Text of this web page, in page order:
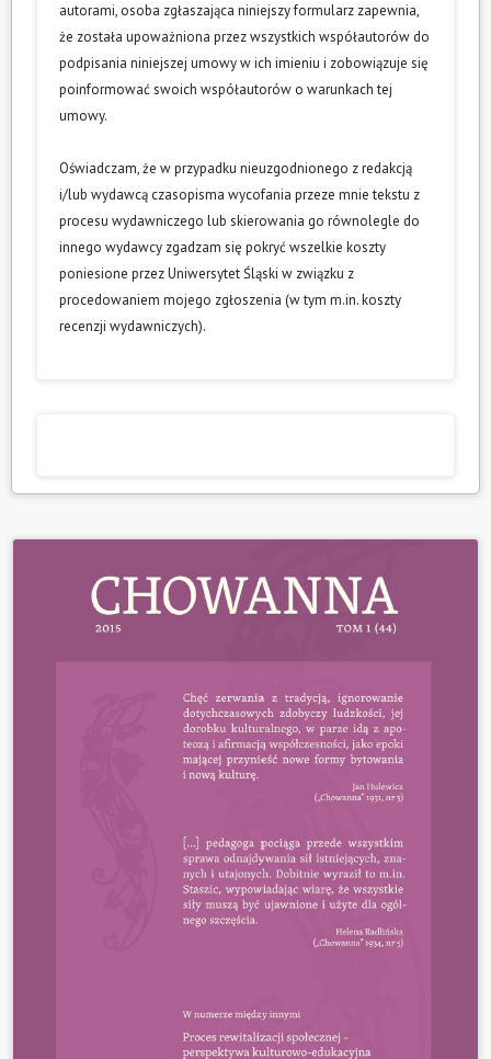
autorami, osoba zgłaszająca niniejszy formularz zapewnia,
że została upoważniona przez wszystkich współautorów do
podpisania niniejszej umowy w ich imieniu i zobowiązuje się
poinformować swoich współautorów o warunkach tej
umowy.
Oświadczam, że w przypadku nieuzgodnionego z redakcją
i/lub wydawcą czasopisma wycofania przeze mnie tekstu z
procesu wydawniczego lub skierowania go równolegle do
innego wydawcy zgadzam się pokryć wszelkie koszty
poniesione przez Uniwersytet Śląski w związku z
procedowaniem mojego zgłoszenia (w tym m.in. koszty
recenzji wydawniczych).